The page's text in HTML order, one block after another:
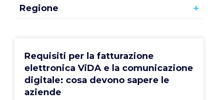
Regione
Requisiti per la fatturazione
elettronica ViDA e la comunicazione
digitale: cosa devono sapere le
aziende